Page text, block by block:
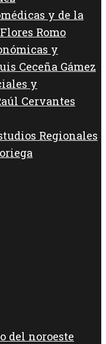
y de la
Romo
y
Ceceña Gámez
y
Cervantes
Regionales
del noroeste